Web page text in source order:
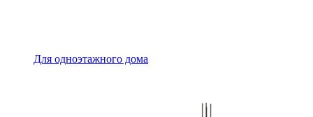
Для одноэтажного дома